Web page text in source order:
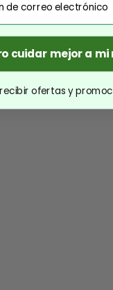
cuidar mejor a
ofertas y